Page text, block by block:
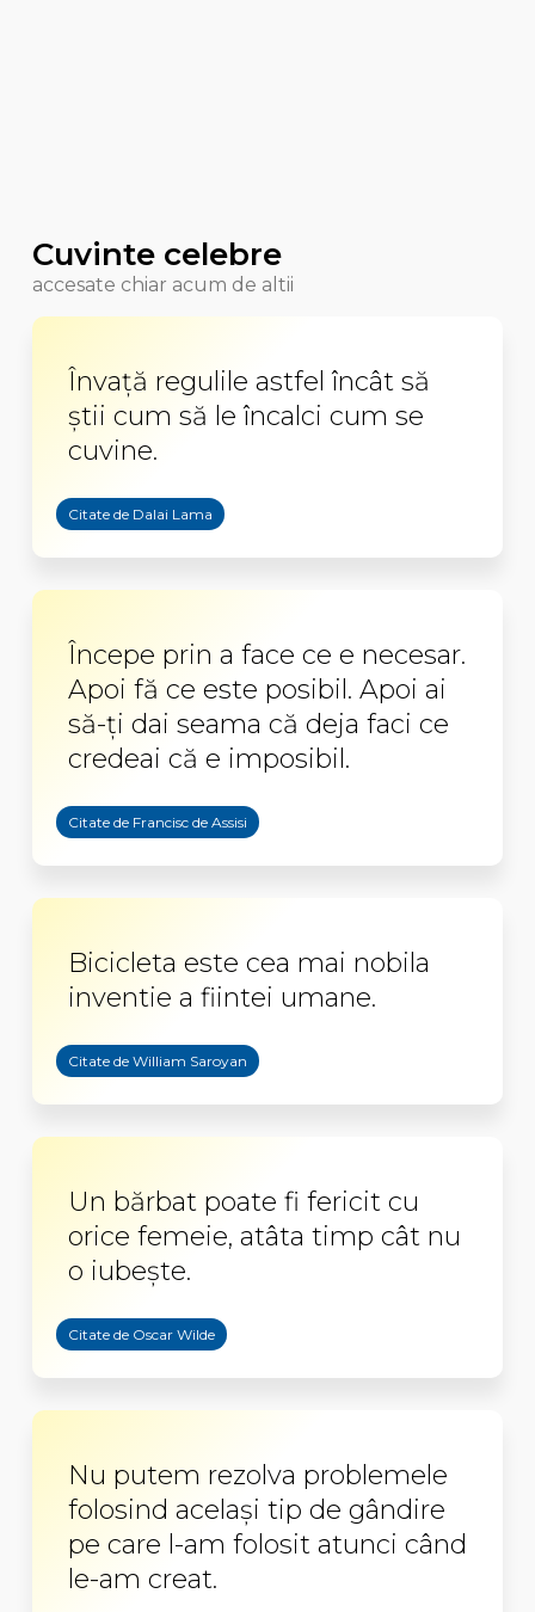
Cuvinte celebre
accesate chiar acum de altii
Învață regulile astfel încât să
știi cum să le încalci cum se
cuvine.
Citate de Dalai Lama
Începe prin a face ce e necesar.
Apoi fă ce este posibil. Apoi ai
să-ți dai seama că deja faci ce
credeai că e imposibil.
Citate de Francisc de Assisi
Bicicleta este cea mai nobila
inventie a fiintei umane.
Citate de William Saroyan
Un bărbat poate fi fericit cu
orice femeie, atâta timp cât nu
o iubește.
Citate de Oscar Wilde
Nu putem rezolva problemele
folosind același tip de gândire
pe care l-am folosit atunci când
le-am creat.